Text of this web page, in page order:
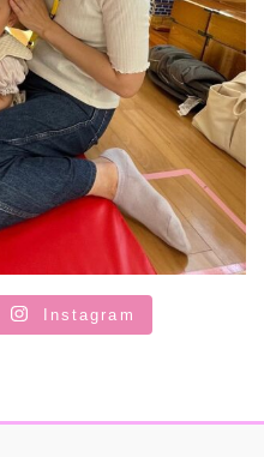
Instagram